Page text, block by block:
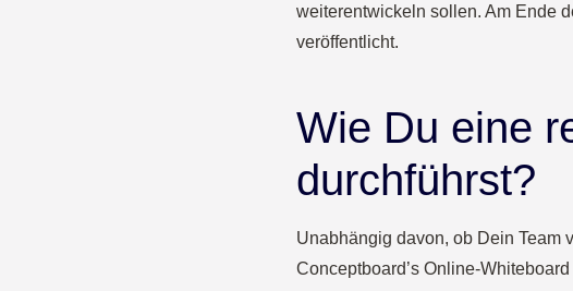
weiterentwickeln sollen. Am Ende
veröffentlicht.
Wie Du eine
durchführst?
Unabhängig davon, ob Dein Team
Conceptboard’s Online-